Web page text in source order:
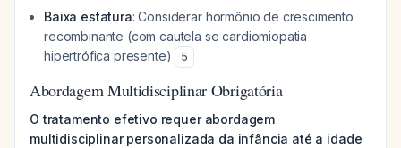
Baixa estatura: Considerar hormônio de crescimento
recombinante (com cautela se cardiomiopatia
hipertrófica presente)
5
Abordagem Multidisciplinar Obrigatória
O tratamento efetivo requer abordagem
multidisciplinar personalizada da infância até a idade